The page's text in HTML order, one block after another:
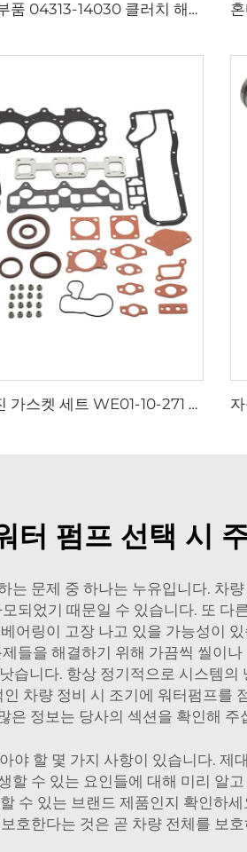
도매 공장 자동차 부품 04313-14030 클러치 해제 실린더 수리 키트 - 토요타 코롤라 / 다이하츠 테리오스 전용
고품질 WEAT 엔진 가스켓 세트 WE01-10-271 오버홀 실링 키트 포드 RANGER 3.0L / 마즈다 BT-50 3.0L용
터 펌프 선택 시
문제 중 하나는 누유입니다. 차
되었기 때문일 수 있습니다. 또 다
어링이 고장 나고 있을 가능성이
들을 해결하기 위해 가끔씩 씰이
니다. 항상 정기적으로 시스템
차량 정비 시 조기에 워터펌프를
은 정보는 당사의 섹션을 확인해 주
할 몇 가지 사항이 있습니다. 제
수 있는 요인들에 대해 미리 알
있는 브랜드 제품인지 확인하
호한다는 것은 곧 차량 전체를 보